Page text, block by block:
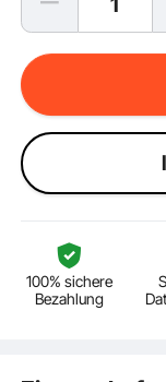
100% sichere
Bezahlung